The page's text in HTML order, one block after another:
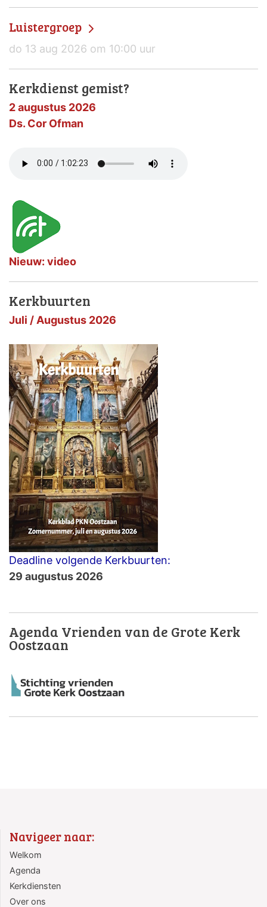
Luistergroep
do 13 aug 2026 om 10:00 uur
Kerkdienst gemist?
2 augustus 2026
Ds. Cor Ofman
Nieuw: video
Kerkbuurten
Juli / Augustus 2026
Deadline volgende Kerkbuurten:
29 augustus 2026
Agenda Vrienden van de Grote Kerk
Oostzaan
Navigeer naar:
Welkom
Agenda
Kerkdiensten
Over ons